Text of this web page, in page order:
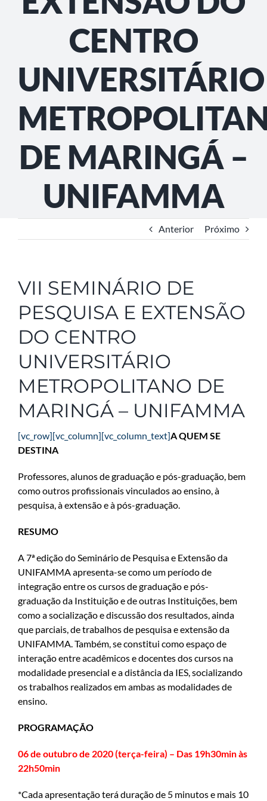
CENTRO
UNIVERSITÁRIO
DE MARINGÁ –
UNIFAMMA
Anterior Próximo
VII SEMINÁRIO DE
PESQUISA E EXTENSÃO
DO CENTRO
UNIVERSITÁRIO
METROPOLITANO DE
MARINGÁ – UNIFAMMA
[vc_row][vc_column][vc_column_text]A QUEM SE
DESTINA
Professores, alunos de graduação e pós-graduação, bem
como outros profissionais vinculados ao ensino, à
pesquisa, à extensão e à pós-graduação.
RESUMO
A 7ª edição do Seminário de Pesquisa e Extensão da
UNIFAMMA apresenta-se como um período de
integração entre os cursos de graduação e pós-
graduação da Instituição e de outras Instituições, bem
como a socialização e discussão dos resultados, ainda
que parciais, de trabalhos de pesquisa e extensão da
UNIFAMMA. Também, se constitui como espaço de
interação entre acadêmicos e docentes dos cursos na
modalidade presencial e a distância da IES, socializando
os trabalhos realizados em ambas as modalidades de
ensino.
PROGRAMAÇÃO
06 de outubro de 2020 (terça-feira) – Das 19h30min às
22h50min
*Cada apresentação terá duração de 5 minutos e mais 10